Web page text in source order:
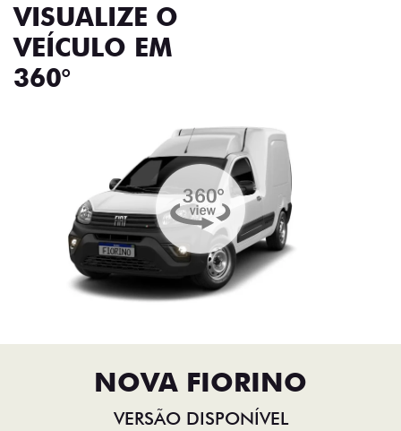
VISUALIZE O
VEÍCULO EM
360°
NOVA FIORINO
VERSÃO DISPONÍVEL